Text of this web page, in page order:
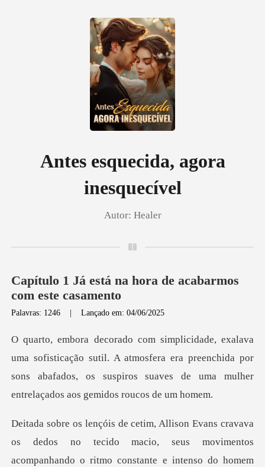
Histórico
Antes esquecida, agora
inesquecível
Autor: Healer
Capítulo 1 Já está na hora de acabarmos
com este casamento
Palavras: 1246 |Lançado em: 04/06/2025
ão sutil. A atmosfera era preenchida por
sons abafados, os suspiro
ava
os dedos no tecido macio, seus movimentos
acompan